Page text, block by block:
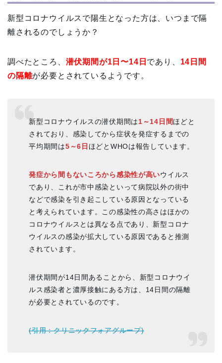
新型コロナウイルスで陽生となった方は、いつまで隔
離されるのでしょうか？
調べたところ、 潜伏期間が1日〜14日 であり、 14日間
の隔離が必要とされているようです。
新型コロナウイルスの潜伏期間は1～14日間ほどと
されており、感染してから症状を発症するまでの
平均期間は5～6日 ほどとWHOは報告しています。
発症から間もないころから感染性が高いウイルス
であり、これが市中感染といって病院以外の街中
などで感染を引き起こしている原因となっている
と考えられています。この感染性の高さはほかの
コロナウイルスとは異なる点であり、新型コロナ
ウイルスの感染が拡大している原因であると推測
されています。
潜伏期間が14日間あることから、新型コロナウイ
ルス感染者と濃厚接触にある方は、14日間の隔離
が必要とされているのです。
(引用：クリニックフォアグループ)